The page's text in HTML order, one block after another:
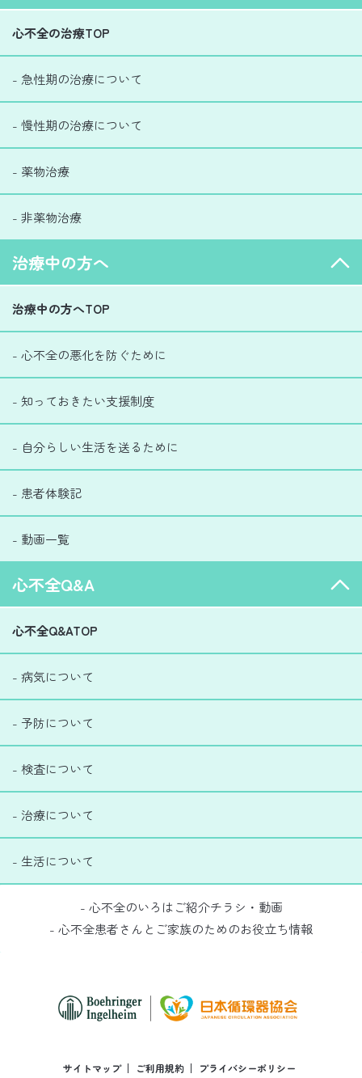
心不全の治療TOP
- 急性期の治療について
- 慢性期の治療について
- 薬物治療
- 非薬物治療
治療中の方へ
治療中の方へTOP
- 心不全の悪化を防ぐために
- 知っておきたい支援制度
- 自分らしい生活を送るために
- 患者体験記
- 動画一覧
心不全Q&A
心不全Q&ATOP
- 病気について
- 予防について
- 検査について
- 治療について
- 生活について
- 心不全のいろはご紹介チラシ・動画
- 心不全患者さんとご家族のためのお役立ち情報
サイトマップ ご利用規約 プライバシーポリシー